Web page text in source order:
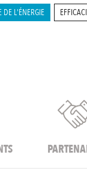
DE L'ÉNERGIE